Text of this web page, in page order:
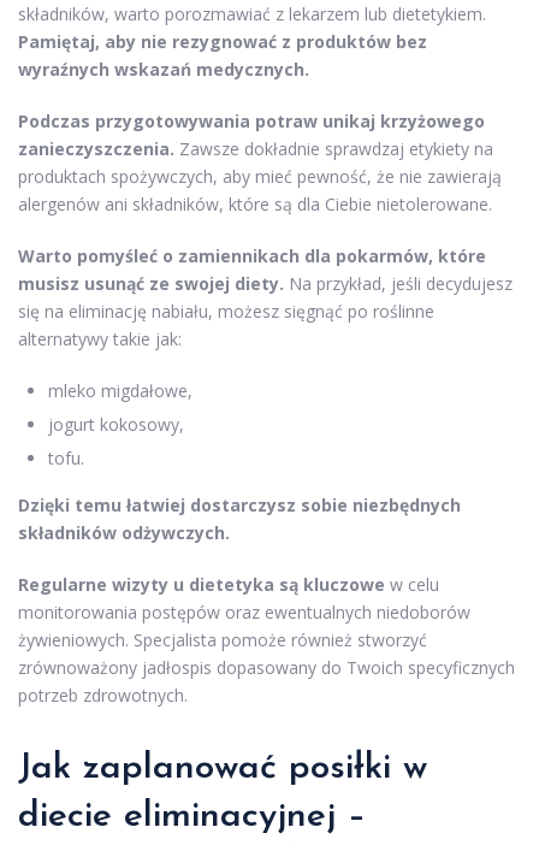
składników, warto porozmawiać z lekarzem lub dietetykiem.
Pamiętaj, aby nie rezygnować z produktów bez
wyraźnych wskazań medycznych.
Podczas przygotowywania potraw unikaj krzyżowego
zanieczyszczenia. Zawsze dokładnie sprawdzaj etykiety na
produktach spożywczych, aby mieć pewność, że nie zawierają
alergenów ani składników, które są dla Ciebie nietolerowane.
Warto pomyśleć o zamiennikach dla pokarmów, które
musisz usunąć ze swojej diety. Na przykład, jeśli decydujesz
się na eliminację nabiału, możesz sięgnąć po roślinne
alternatywy takie jak:
mleko migdałowe,
jogurt kokosowy,
tofu.
Dzięki temu łatwiej dostarczysz sobie niezbędnych
składników odżywczych.
Regularne wizyty u dietetyka są kluczowe w celu
monitorowania postępów oraz ewentualnych niedoborów
żywieniowych. Specjalista pomoże również stworzyć
zrównoważony jadłospis dopasowany do Twoich specyficznych
potrzeb zdrowotnych.
Jak zaplanować posiłki w
diecie eliminacyjnej –